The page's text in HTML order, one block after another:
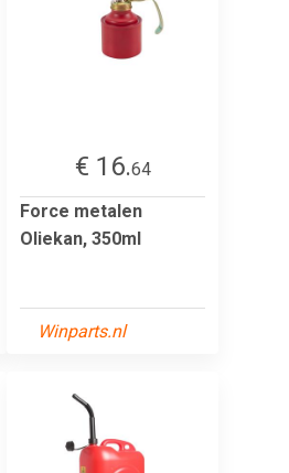
€ 16.64
Force metalen
Oliekan, 350ml
Winparts.nl